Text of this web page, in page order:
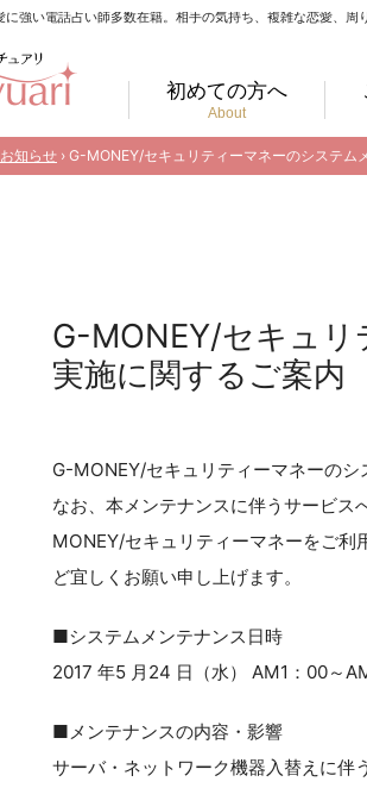
に強い電話占い師多数在籍。相手の気持ち、複雑な恋愛、周
初めての方へ
About
お知らせ › G-MONEY/セキュリティーマネーのシステム
G-MONEY/セキュリ
実施に関するご案内
G-MONEY/セキュリティーマネーのシ
なお、本メンテナンスに伴うサービス
MONEY/セキュリティーマネーをご利
ど宜しくお願い申し上げます。
■システムメンテナンス日時
2017 年5 月24 日（水） AM1：00～
■メンテナンスの内容・影響
サーバ・ネットワーク機器入替えに伴